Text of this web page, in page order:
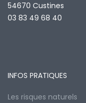
54670 Custines
03 83 49 68 40
INFOS PRATIQUES
Les risques naturels